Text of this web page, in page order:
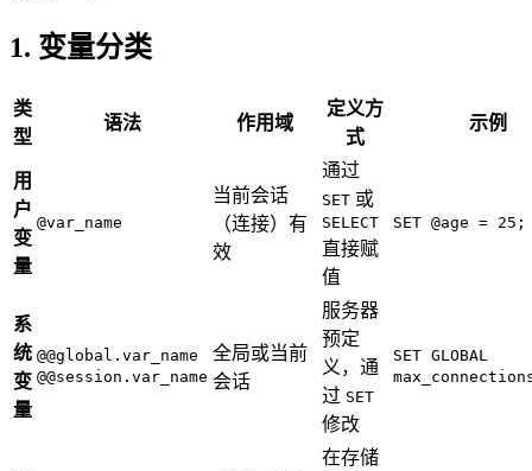
1. 变量分类
类
型
语法 作用域
定义方
式
示例
用
户
变
量
@var_name
当前会话
（连接）有
效
通过
SET 或
SELECT
直接赋
值
SET @age = 25;
系
统
变
量
@@global.var_name
@@session.var_name
全局或当前
会话
服务器
预定
义，通
过 SET
修改
SET GLOBAL
在存储